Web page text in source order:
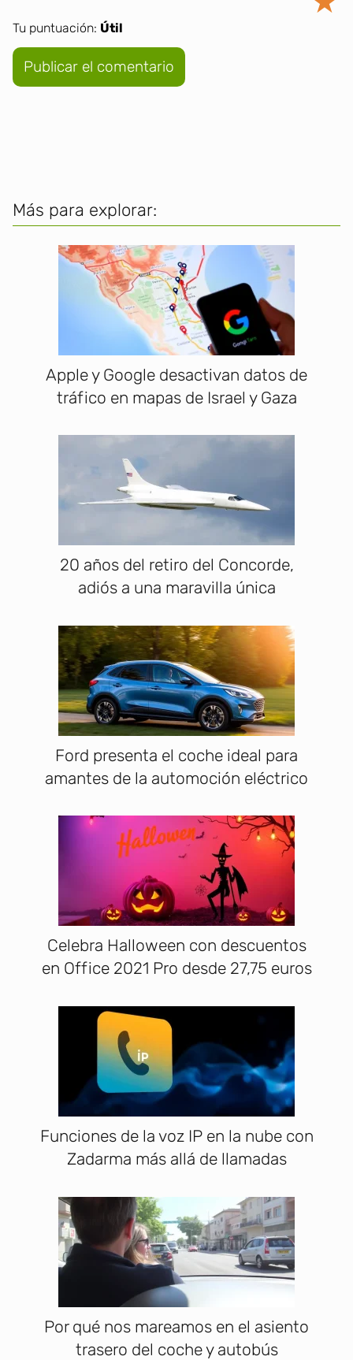
Tu puntuación: Útil
Más para explorar:
Apple y Google desactivan datos de
tráfico en mapas de Israel y Gaza
20 años del retiro del Concorde,
adiós a una maravilla única
Ford presenta el coche ideal para
amantes de la automoción eléctrico
Celebra Halloween con descuentos
en Office 2021 Pro desde 27,75 euros
Funciones de la voz IP en la nube con
Zadarma más allá de llamadas
Por qué nos mareamos en el asiento
trasero del coche y autobús